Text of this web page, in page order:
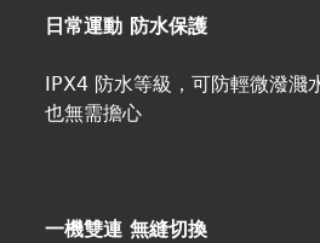
日常運動 防水保護
IPX4 防水等級，可防輕微潑濺
也無需擔心
一機雙連 無縫切換